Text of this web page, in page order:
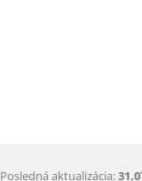
Posledná aktualizácia: